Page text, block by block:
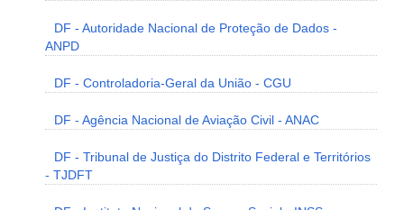
DF - Autoridade Nacional de Proteção de Dados -
ANPD
DF - Controladoria-Geral da União - CGU
DF - Agência Nacional de Aviação Civil - ANAC
DF - Tribunal de Justiça do Distrito Federal e Territórios
- TJDFT